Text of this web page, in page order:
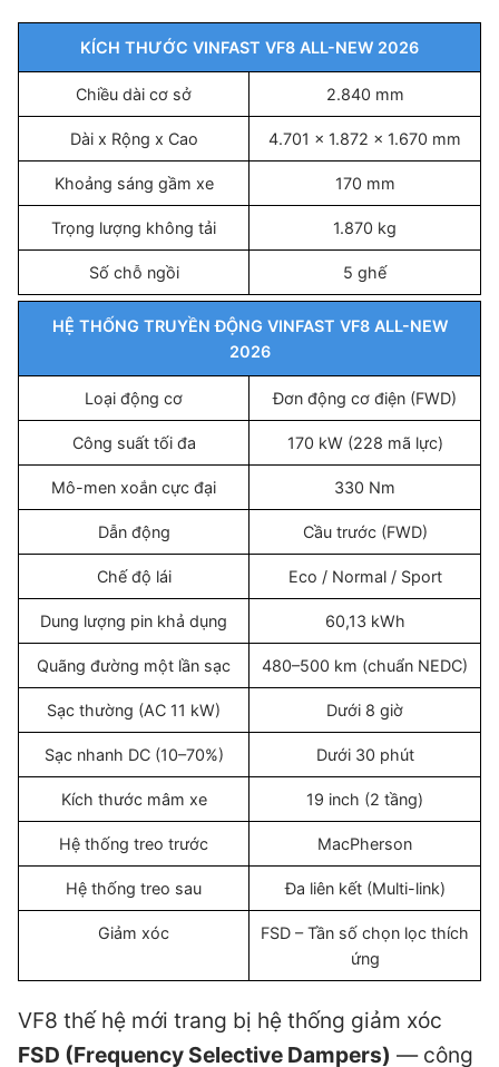
KÍCH THƯỚC VINFAST VF8 ALL-NEW 2026
Chiều dài cơ sở 2.840 mm
Dài x Rộng x Cao 4.701 x 1.872 x 1.670 mm
Khoảng sáng gầm xe 170 mm
Trọng lượng không tải 1.870 kg
Số chỗ ngồi 5 ghế
HỆ THỐNG TRUYỀN ĐỘNG VINFAST VF8 ALL-NEW
2026
Loại động cơ Đơn động cơ điện (FWD)
Công suất tối đa 170 kW (228 mã lực)
Mô-men xoắn cực đại 330 Nm
Dẫn động Cầu trước (FWD)
Chế độ lái Eco / Normal / Sport
Dung lượng pin khả dụng 60,13 kWh
Quãng đường một lần sạc 480–500 km (chuẩn NEDC)
Sạc thường (AC 11 kW) Dưới 8 giờ
Sạc nhanh DC (10–70%) Dưới 30 phút
Kích thước mâm xe 19 inch (2 tầng)
Hệ thống treo trước MacPherson
Hệ thống treo sau Đa liên kết (Multi-link)
Giảm xóc
FSD – Tần số chọn lọc thích
ứng
VF8 thế hệ mới trang bị hệ thống giảm xóc
FSD (Frequency Selective Dampers) — công